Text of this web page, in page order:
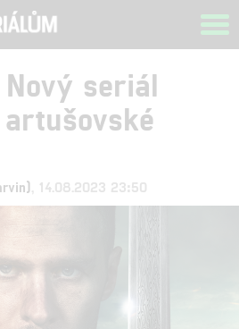
seriál
, 14.08.2023 23:50